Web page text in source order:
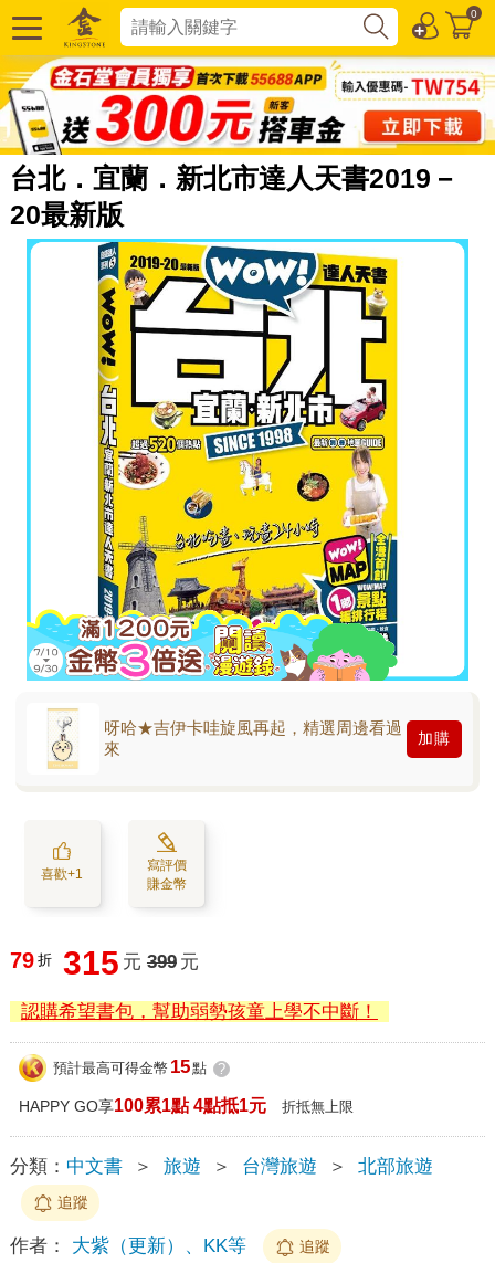
0
台北．宜蘭．新北市達人天書2019－
20最新版
呀哈★吉伊卡哇旋風再起，精選周邊看過
來
加購
喜歡+1
寫評價
賺金幣
79 折 315 元 399 元
認購希望書包，幫助弱勢孩童上學不中斷！
預計最高可得金幣 15點 ?
HAPPY GO享100累1點 4點抵1元 折抵無上限
分類： 中文書 ＞ 旅遊 ＞ 台灣旅遊 ＞ 北部旅遊
追蹤
作者： 大紫（更新）、KK等 追蹤